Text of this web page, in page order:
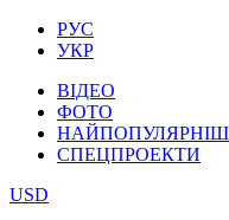
РУС
УКР
ВІДЕО
ФОТО
СПЕЦПРОЕКТИ
USD